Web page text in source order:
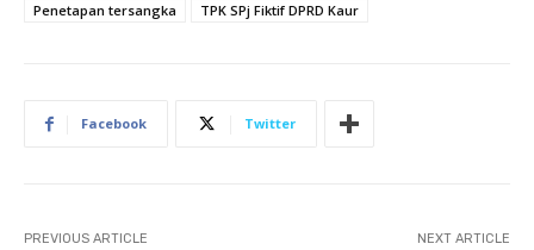
Penetapan tersangka
TPK SPj Fiktif DPRD Kaur
Facebook Twitter
PREVIOUS ARTICLE NEXT ARTICLE